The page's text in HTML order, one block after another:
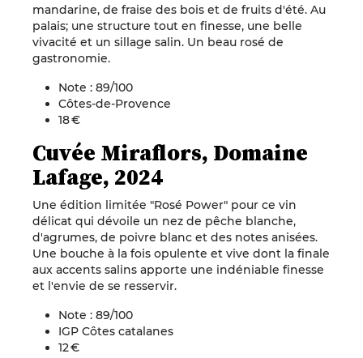
mandarine, de fraise des bois et de fruits d'été. Au
palais; une structure tout en finesse, une belle
vivacité et un sillage salin. Un beau rosé de
gastronomie.
Note : 89/100
Côtes-de-Provence
18 €
Cuvée Miraflors, Domaine
Lafage, 2024
Une édition limitée "Rosé Power" pour ce vin
délicat qui dévoile un nez de pêche blanche,
d'agrumes, de poivre blanc et des notes anisées.
Une bouche à la fois opulente et vive dont la finale
aux accents salins apporte une indéniable finesse
et l'envie de se resservir.
Note : 89/100
IGP Côtes catalanes
12 €